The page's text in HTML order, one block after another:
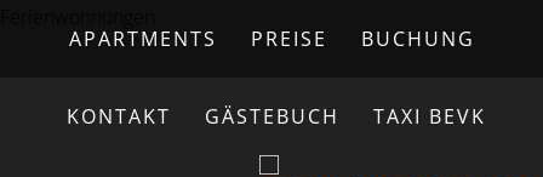
APARTMENTS PREISE BUCHUNG
KONTAKT GÄSTEBUCH TAXI BEVK